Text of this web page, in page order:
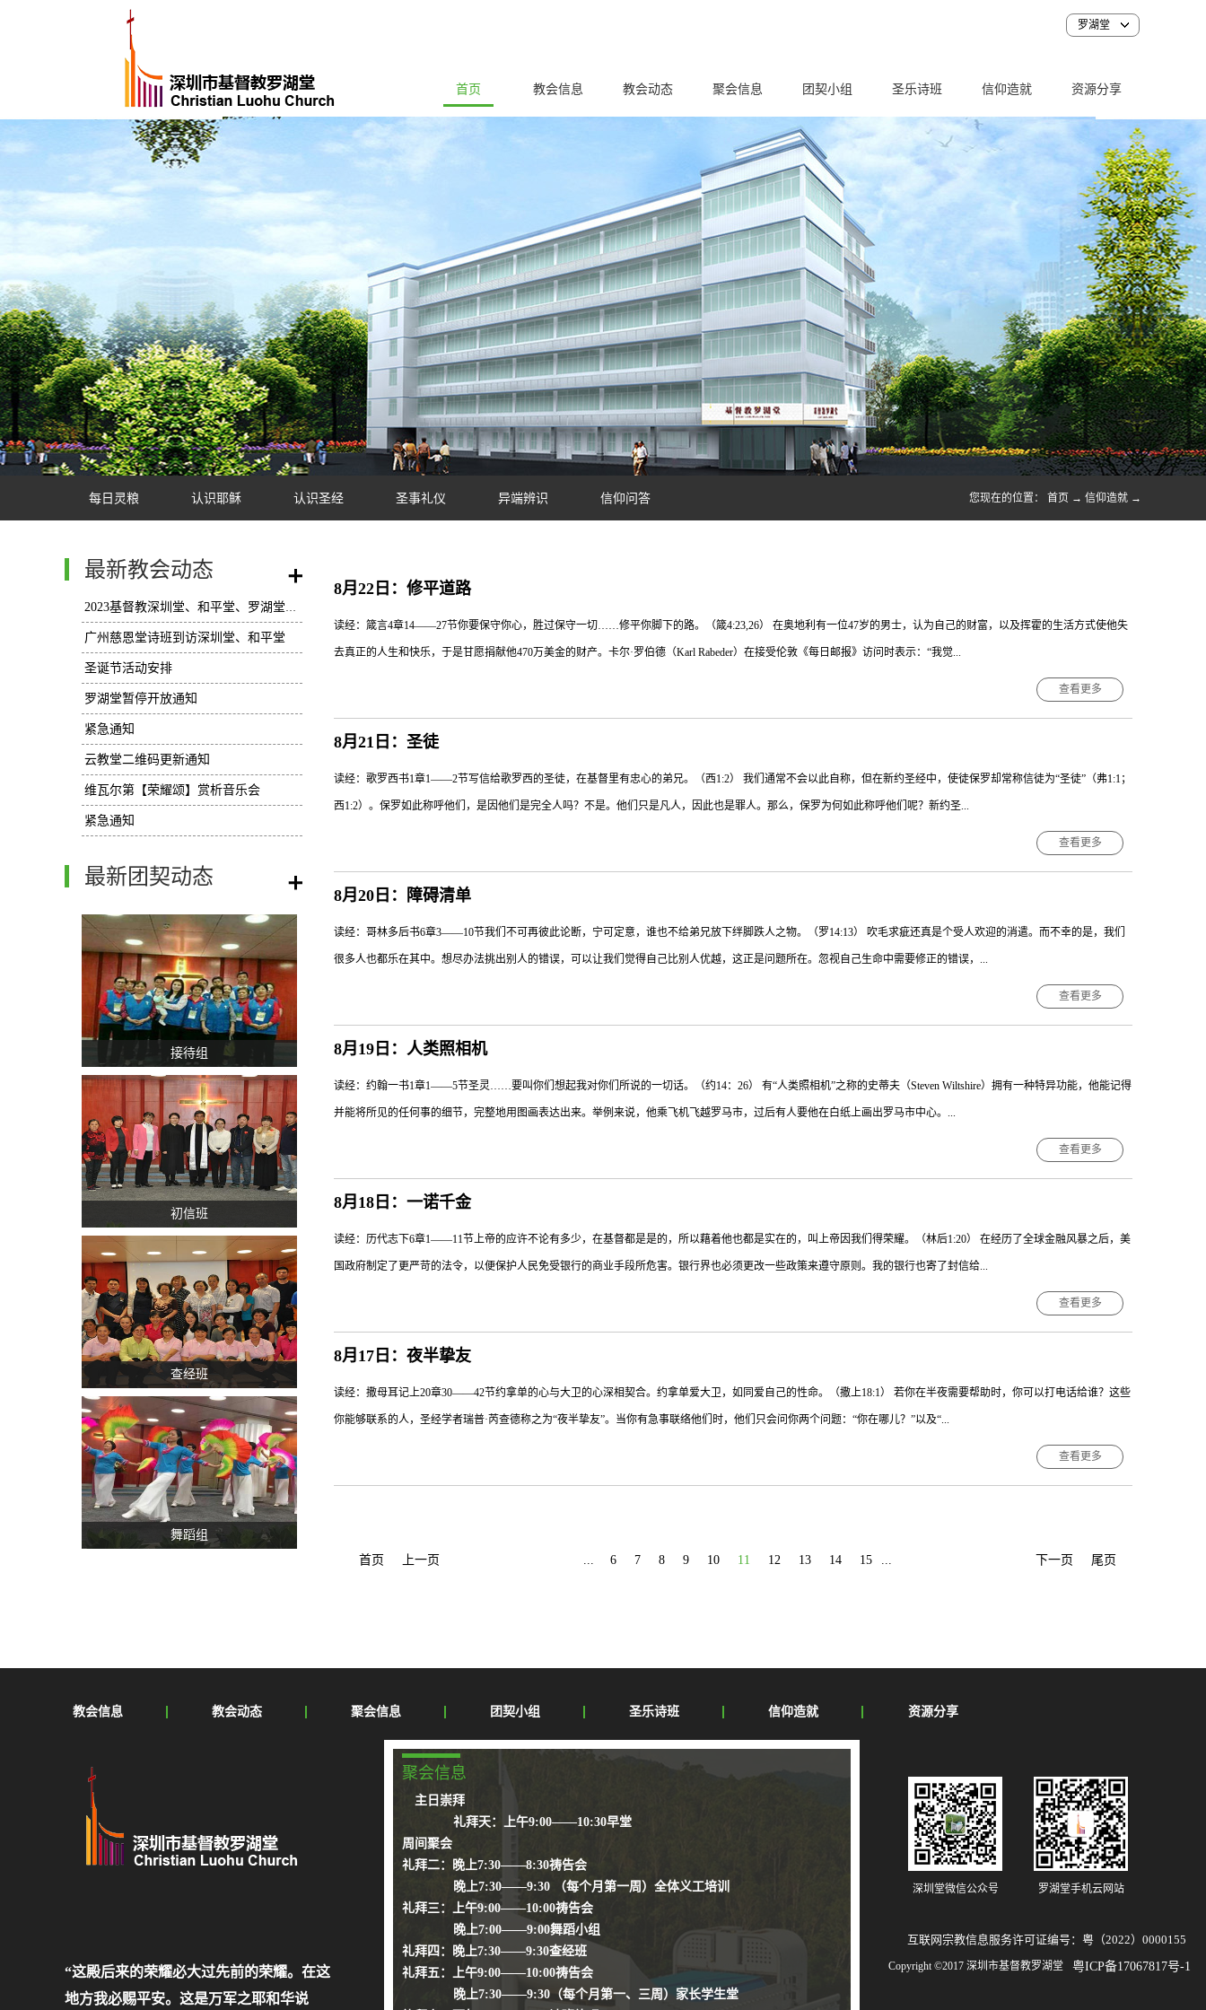
罗湖堂
首页 教会信息 教会动态 聚会信息 团契小组 圣乐诗班 信仰造就 资源分享
每日灵粮 认识耶稣 认识圣经 圣事礼仪 异端辨识 信仰问答 您现在的位置： 首页 → 信仰造就 →
最新教会动态
2023基督教深圳堂、和平堂、罗湖堂圣诞节活动安排
广州慈恩堂诗班到访深圳堂、和平堂
圣诞节活动安排
罗湖堂暂停开放通知
紧急通知
云教堂二维码更新通知
维瓦尔第【荣耀颂】赏析音乐会
紧急通知
最新团契动态
接待组
初信班
查经班
舞蹈组
8月22日：修平道路
读经：箴言4章14——27节你要保守你心，胜过保守一切……修平你脚下的路。（箴4:23,26） 在奥地利有一位47岁的男士，认为自己的财富，以及挥霍的生活方式使他失
去真正的人生和快乐，于是甘愿捐献他470万美金的财产。卡尔·罗伯德（Karl Rabeder）在接受伦敦《每日邮报》访问时表示：“我觉...
得自己像奴隶一般地工作，但竟然只是为了那些我不想要或不需要的东西。当我发现原来所谓的‘五星级生活’是何等槽糕、使人心灵枯干和令人麻木，我实在十分震惊。”
的（19节）。“你心要存记我的言语，遵守我的命令，便得存活”（4节）。“你要保守你心，胜过保守一起，因为一生的果效，是由心发出”（23节）。“要修平你脚下的
路，坚定你一切的道”（26节）。每一节都鼓励我们，要时时审视并思量自己是否还行在主的道路上。没有人想要走在自私无情的人生道路上。但若我们没有认清自己的
人生方向，没有寻求上帝的指引，就有可能偏离正道。愿他今日赐下恩典，帮助我们信靠他的话语，全心跟随他的带领。DCM 若我们仅求属世富足，这是通往苦痛的道
查看更多
8月21日：圣徒
读经：歌罗西书1章1——2节写信给歌罗西的圣徒，在基督里有忠心的弟兄。（西1:2） 我们通常不会以此自称，但在新约圣经中，使徒保罗却常称信徒为“圣徒”（弗1:1；
西1:2）。保罗如此称呼他们，是因他们是完全人吗？不是。他们只是凡人，因此也是罪人。那么，保罗为何如此称呼他们呢？新约圣...
经中，“圣徒”二字意指“因上帝而分别为圣的人”。这个称谓是形容那些与基督在灵里合一的人（弗1:3——6）。它也代表每个住在耶稣里的信徒（罗8:27），以及那些教会
新的样式，愿意服侍人（罗16:2），凡是谦虚、温柔、忍耐，用爱心互相宽容，用和平彼此联络，保守圣灵所赐合而为一的心（弗4:1——3）；此外，在困苦与患难时要
顺服和忍耐（启13:10,14:12）。在旧约圣经中，诗人称圣徒为“又美又善，是我最喜悦的”（诗16:3）。与基督连合，让我们有圣徒的身份。而藉着圣灵的大能，让我们听
从上帝的话语，便能使我们活出圣徒的样式。MW 愿我生命满有他非凡样式，以他的大能大力作为衣裳；愿我生命能反映救主荣美，总能像圣徒时时为主发光！Anon
查看更多
8月20日：障碍清单
读经：哥林多后书6章3——10节我们不可再彼此论断，宁可定意，谁也不给弟兄放下绊脚跌人之物。（罗14:13） 吹毛求疵还真是个受人欢迎的消遣。而不幸的是，我们
很多人也都乐在其中。想尽办法挑出别人的错误，可以让我们觉得自己比别人优越，这正是问题所在。忽视自己生命中需要修正的错误，...
只会阻碍我们的灵命成长，更阻止了上帝透过我们做工。上帝会透过我们的生命影响他人，其影响力的大小，往往取决于我们的生活方式。也难怪保罗尽全力使“凡事都
你就应该检视一下自己有哪些“障碍清单”。有时候这些妨碍背后或许是有正当的理由，但是在某些情况下则并不适当。而罪则肯定是对别人有妨碍。说人闲话、毁谤、自
夸、苦毒、贪婪、辱骂、愤怒、自私、报复等，这一切都会使我们周围的人关上心门，妨碍活出基督的样式，以此来取代你品格上的缺点吧。这样就能使人更清楚地看见
查看更多
8月19日：人类照相机
读经：约翰一书1章1——5节圣灵……要叫你们想起我对你们所说的一切话。（约14：26） 有“人类照相机”之称的史蒂夫（Steven Wiltshire）拥有一种特异功能，他能记得
并能将所见的任何事的细节，完整地用图画表达出来。举例来说，他乘飞机飞越罗马市，过后有人要他在白纸上画出罗马市中心。...
他便以令人惊奇无比的能力，巨细靡遗地画出蜿蜒曲折的小径、建筑物、窗台以及其他许多细节。史蒂夫的记忆力令人印象深刻，不过，还有另一种记忆力更甚于此，而
徒们听过耶稣传讲奇妙的信息；看过他让瞎眼得见、失聪者得听、死人复活。但是当福音书的作者们记录这一切时，他们所凭藉的不是人的记忆天赋，而是藉着圣灵保惠
师的协助，以便忠实记下基督的生平。 圣经所载之故事，为要让我们看见；上帝如何动善工，历史见证人改变。Sper
查看更多
8月18日：一诺千金
读经：历代志下6章1——11节上帝的应许不论有多少，在基督都是是的，所以藉着他也都是实在的，叫上帝因我们得荣耀。（林后1:20） 在经历了全球金融风暴之后，美
国政府制定了更严苛的法令，以便保护人民免受银行的商业手段所危害。银行界也必须更改一些政策来遵守原则。我的银行也寄了封信给...
我，通知我这些改变。当我读完时，疑惑却多过所得到的解答。他们在信中用了“我们可能”、“我们会视情况”等字眼，这让我觉得我根本不能信赖这家银行！相反的，旧
7:12——13）。这段话中，没有任何不确定的成分。所罗门王知道上帝必坚守他的应许，他在献殿时的祷告中便提到：“向你仆人我父大卫所应许的话，现在应验了。你亲
口应许，亲手成就，正如今日一样”（历下6:15）。数百年后，使徒保罗也说，上帝的应许，不论多少，在基督都是“是的”（林后1:20）。在这样一个不确定的世代，我们
查看更多
8月17日：夜半挚友
读经：撒母耳记上20章30——42节约拿单的心与大卫的心深相契合。约拿单爱大卫，如同爱自己的性命。（撒上18:1） 若你在半夜需要帮助时，你可以打电话给谁？这些
你能够联系的人，圣经学者瑞普·芮查德称之为“夜半挚友”。当你有急事联络他们时，他们只会问你两个问题：“你在哪儿？”以及“...
大卫于死地（24——34节）。由于两人的友谊匪浅，约拿单因此“为大卫愁烦”（34节）。他警告大卫他父亲的计谋，要大卫赶紧逃跑（41——42节）。大卫了解约拿单是
查看更多
首页 上一页 6 7 8 9 10 11 12 13 14 15 下一页 尾页
聚会信息
主日崇拜
礼拜天：上午9:00——10:30早堂
周间聚会
礼拜二：晚上7:30——8:30祷告会
晚上7:30——9:30 （每个月第一周）全体义工培训
礼拜三：上午9:00——10:00祷告会
晚上7:00——9:00舞蹈小组
礼拜四：晚上7:30——9:30查经班
礼拜五：上午9:00——10:00祷告会
晚上7:30——9:30（每个月第一、三周）家长学生堂
互联网宗教信息服务许可证编号：粤（2022）0000155
Copyright ©2017 深圳市基督教罗湖堂 粤ICP备17067817号-1
“这殿后来的荣耀必大过先前的荣耀。在这
地方我必赐平安。这是万军之耶和华说
教会信息 教会动态 聚会信息 团契小组 圣乐诗班 信仰造就 资源分享
深圳堂微信公众号 罗湖堂手机云网站